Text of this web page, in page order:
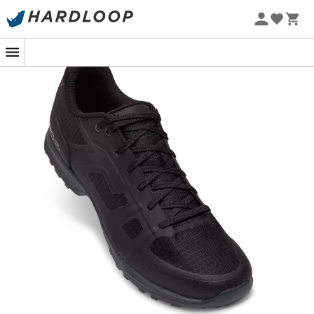
Promos d'été 🔥 -5 % EXTRA dès 2 produits* code Summer5
-5% Extra - Code Summer5
Pas à pas vers l'aventure : accrochez-
vous bien !
Sur un sentier sinueux, entre racines et rochers, chaque
pas compte. C'est là que les
chaussures Gauge
révèlent leur potentiel. Conçues pour les passionnés de
VTT, elles combinent robustesse et esprit athlétique
pour vous accompagner dans vos aventures les plus